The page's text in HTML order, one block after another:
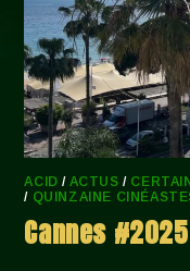
ACID / ACTUS /
/ QUINZAINE
Cannes